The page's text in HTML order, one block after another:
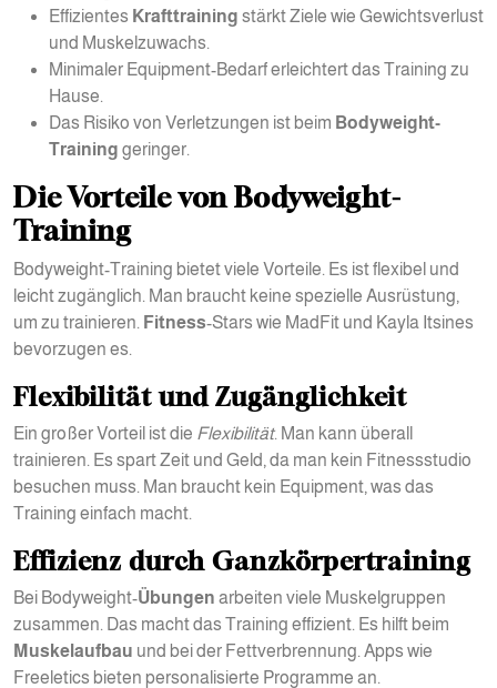
Effizientes Krafttraining stärkt Ziele wie Gewichtsverlust
und Muskelzuwachs.
Minimaler Equipment-Bedarf erleichtert das Training zu
Hause.
Das Risiko von Verletzungen ist beim Bodyweight-
Training geringer.
Die Vorteile von Bodyweight-
Training
Bodyweight-Training bietet viele Vorteile. Es ist flexibel und
leicht zugänglich. Man braucht keine spezielle Ausrüstung,
um zu trainieren. Fitness-Stars wie MadFit und Kayla Itsines
bevorzugen es.
Flexibilität und Zugänglichkeit
Ein großer Vorteil ist die Flexibilität. Man kann überall
trainieren. Es spart Zeit und Geld, da man kein Fitnessstudio
besuchen muss. Man braucht kein Equipment, was das
Training einfach macht.
Effizienz durch Ganzkörpertraining
Bei Bodyweight-Übungen arbeiten viele Muskelgruppen
zusammen. Das macht das Training effizient. Es hilft beim
Muskelaufbau und bei der Fettverbrennung. Apps wie
Freeletics bieten personalisierte Programme an.